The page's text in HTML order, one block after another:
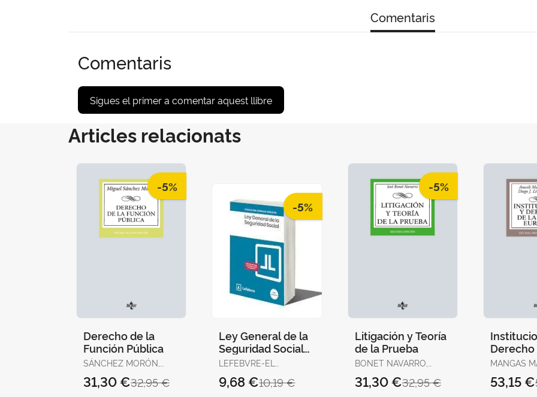
Comentaris
Comentaris
Sigues el primer a comentar aquest llibre
Articles relacionats
-5%
Derecho de la
Función Pública
SÁNCHEZ MORÓN,
32,95 €
31,30 €
-5%
Ley General de la
Seguridad Social
14ª Edc. 2025
LEFEBVRE-EL
10,19 €
9,68 €
-5%
Litigación y Teoría
de la Prueba
BONET NAVARRO,
32,95 €
31,30 €
Derecho
Unión
MANGAS
53,15 €